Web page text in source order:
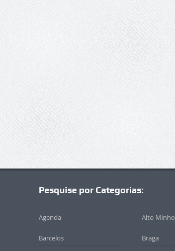
Pesquise por Categorias:
Agenda Alto Minho
Barcelos Braga